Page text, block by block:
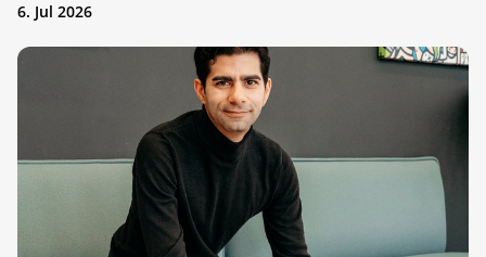
6. Jul 2026